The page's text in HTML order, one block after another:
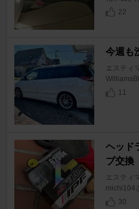
22
今週も
エスティ
11
ヘッド
ブ交換
エスティ
michi104
30